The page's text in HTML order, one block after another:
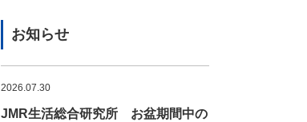
お知らせ
2026.07.30
JMR生活総合研究所 お盆期間中の